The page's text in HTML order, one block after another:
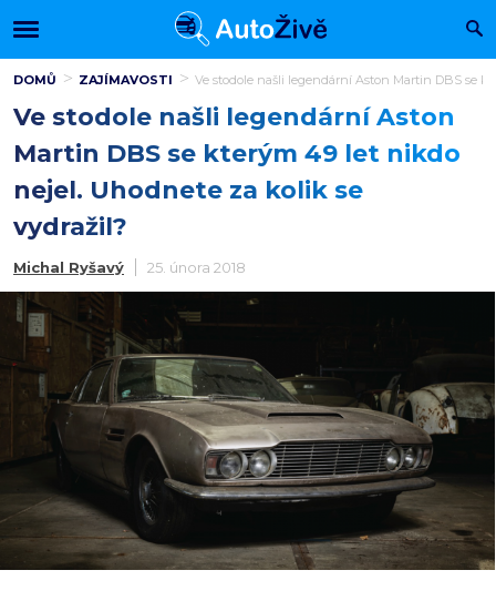
DOMŮ ZAJÍMAVOSTI Ve stodole našli legendární Aston Martin DBS se
Ve stodole našli legendární Aston
Martin DBS se kterým 49 let nikdo
nejel. Uhodnete za kolik se
vydražil?
Michal Ryšavý 25. února 2018